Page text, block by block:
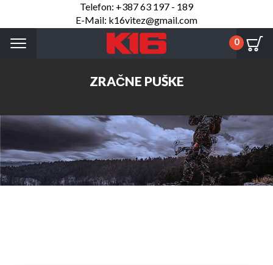
Telefon: +387 63 197 - 189
E-Mail: k16vitez@gmail.com
0
ZRAČNE PUŠKE